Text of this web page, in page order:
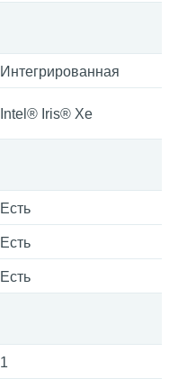
Интегрированная
Intel® Iris® Xe
Есть
Есть
Есть
1